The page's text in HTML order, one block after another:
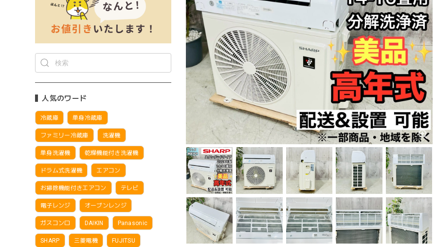
人気のワード
冷蔵庫 単身冷蔵庫
ファミリー冷蔵庫 洗濯機
単身洗濯機 乾燥機能付き洗濯機
ドラム式洗濯機 エアコン
お掃除機能付きエアコン テレビ
電子レンジ オーブンレンジ
ガスコンロ DAIKIN Panasonic
SHARP 三菱電機 FUJITSU